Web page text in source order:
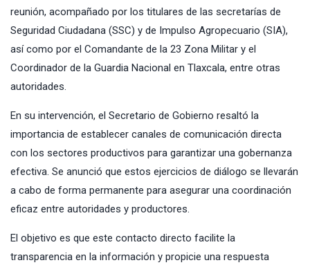
reunión, acompañado por los titulares de las secretarías de
Seguridad Ciudadana (SSC) y de Impulso Agropecuario (SIA),
así como por el Comandante de la 23 Zona Militar y el
Coordinador de la Guardia Nacional en Tlaxcala, entre otras
autoridades.
En su intervención, el Secretario de Gobierno resaltó la
importancia de establecer canales de comunicación directa
con los sectores productivos para garantizar una gobernanza
efectiva. Se anunció que estos ejercicios de diálogo se llevarán
a cabo de forma permanente para asegurar una coordinación
eficaz entre autoridades y productores.
El objetivo es que este contacto directo facilite la
transparencia en la información y propicie una respuesta